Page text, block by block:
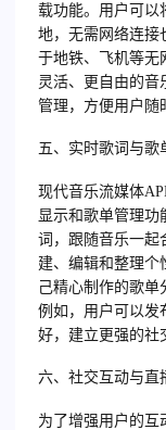
载功能。用户可以
地，无需网络连接
于地铁、飞机等无
灵活、更自由的音
管理，方便用户随
五、实时歌词与歌
现代音乐流媒体
显示和歌单管理
词，跟随音乐一起
建、编辑和整理个
己精心制作的歌单
例如，用户可以发
好，建立更强的社
六、社交互动与直
为了增强用户的互